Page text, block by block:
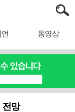
동영상
전망